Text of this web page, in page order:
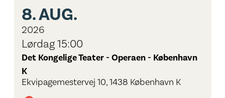
8.AUG.
2026
Lørdag 15:00
Det Kongelige Teater - Operaen - København
K
Ekvipagemestervej 10, 1438 København K